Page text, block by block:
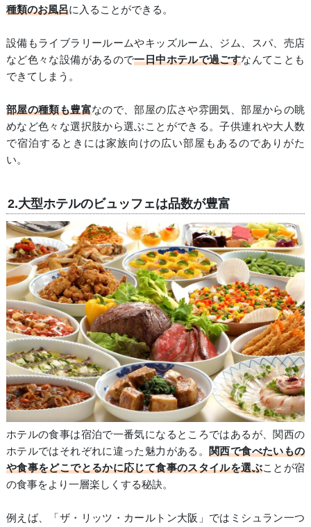
種類のお風呂に入ることができる。
設備もライブラリールームやキッズルーム、ジム、スパ、売店
など色々な設備があるので一日中ホテルで過ごすなんてことも
できてしまう。
部屋の種類も豊富なので、部屋の広さや雰囲気、部屋からの眺
めなど色々な選択肢から選ぶことができる。子供連れや大人数
で宿泊するときには家族向けの広い部屋もあるのでありがた
い。
2.大型ホテルのビュッフェは品数が豊富
ホテルの食事は宿泊で一番気になるところではあるが、関西の
ホテルではそれぞれに違った魅力がある。関西で食べたいもの
や食事をどこでとるかに応じて食事のスタイルを選ぶことが宿
の食事をより一層楽しくする秘訣。
例えば、「ザ・リッツ・カールトン大阪」ではミシュラン一つ